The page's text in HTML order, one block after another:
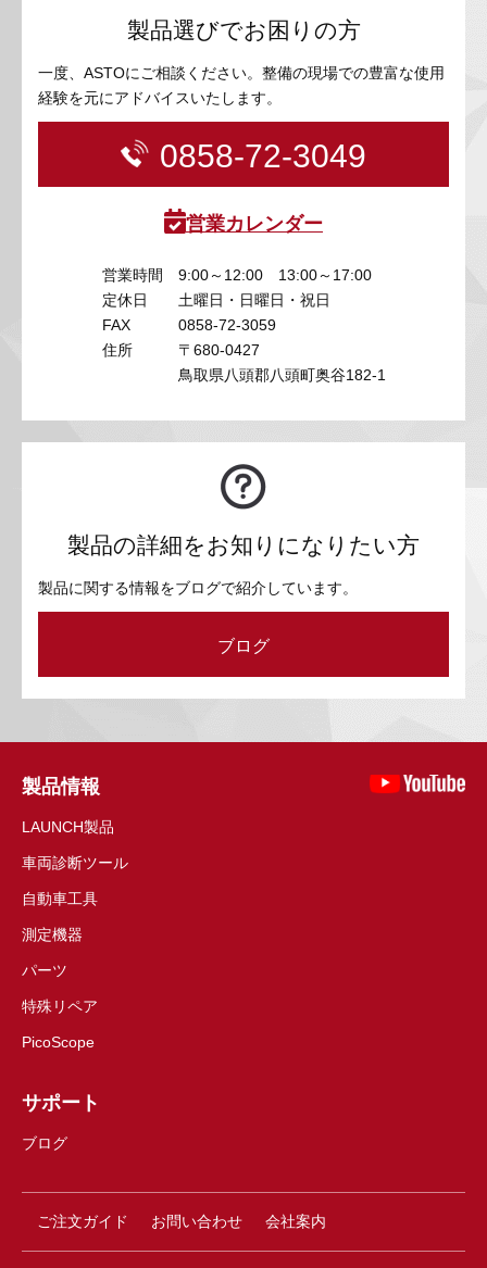
製品選びでお困りの方
一度、ASTOにご相談ください。整備の現場での豊富な使用
経験を元にアドバイスいたします。
0858-72-3049
営業カレンダー
営業時間
9:00～12:00 13:00～17:00
定休日
土曜日・日曜日・祝日
FAX
0858-72-3059
住所
〒680-0427
鳥取県八頭郡八頭町奥谷182-1
製品の詳細をお知りになりたい方
製品に関する情報をブログで紹介しています。
ブログ
製品情報
LAUNCH製品
車両診断ツール
自動車工具
測定機器
パーツ
特殊リペア
PicoScope
サポート
ブログ
ご注文ガイド お問い合わせ 会社案内